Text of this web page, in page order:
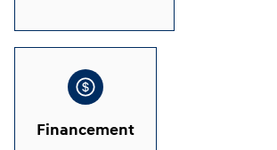
Financement